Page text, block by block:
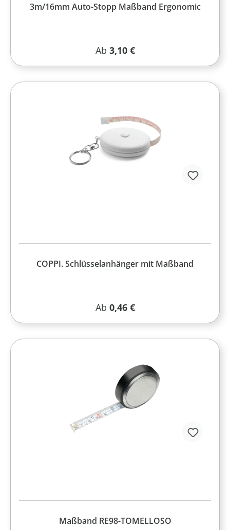
3m/16mm Auto-Stopp Maßband Ergonomic
Regulärer Preis:
Ab 3,10 €
COPPI. Schlüsselanhänger mit Maßband
Regulärer Preis:
Ab 0,46 €
Maßband RE98-TOMELLOSO